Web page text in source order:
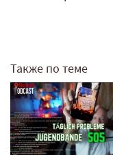
Также по теме